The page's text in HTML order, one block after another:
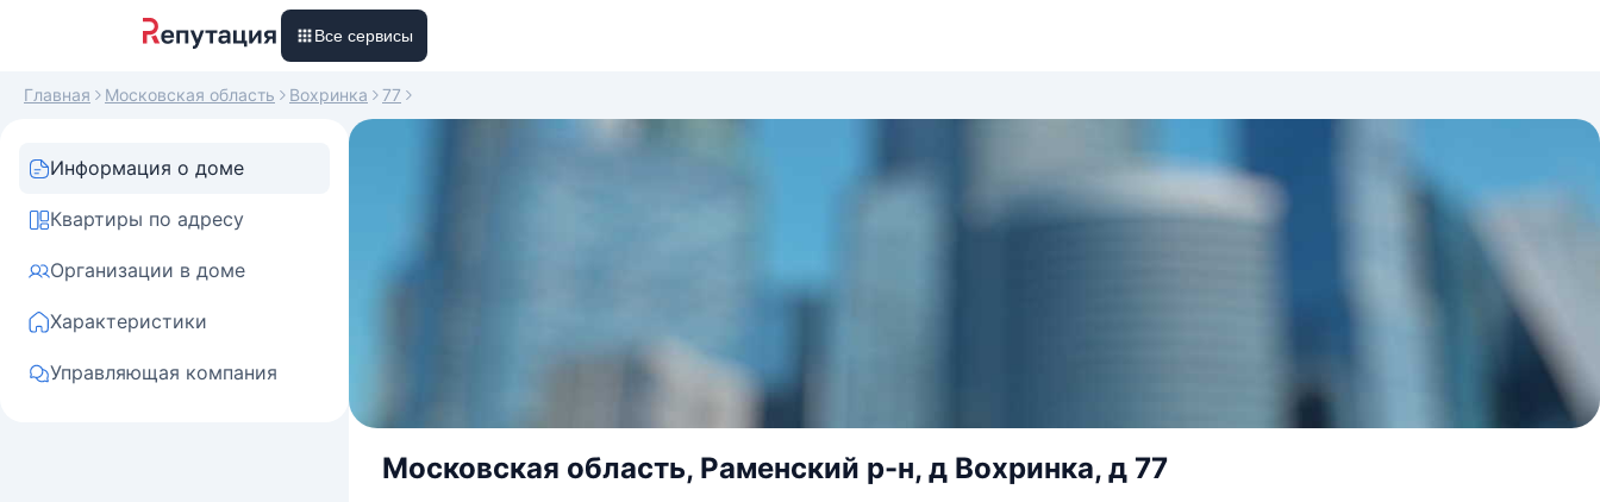
Все сервисы
Главная Московская область Вохринка 77
Информация о доме
Квартиры по адресу
Организации в доме
Характеристики
Управляющая компания
Московская область, Раменский р-н, д Вохринка, д 77